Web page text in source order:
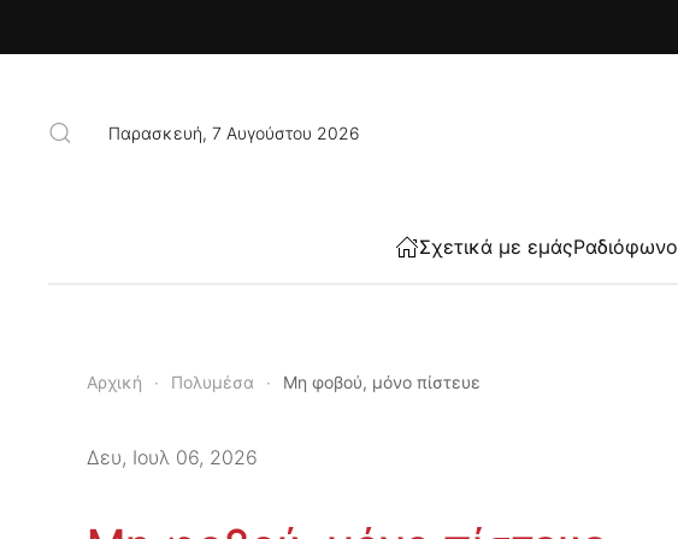
Παρασκευή, 7 Αυγούστου 2026
Σχετικά με εμάςΡαδιόφωνο
Αρχική Πολυμέσα Μη φοβού, μόνο πίστευε
Δευ, Ιουλ 06, 2026